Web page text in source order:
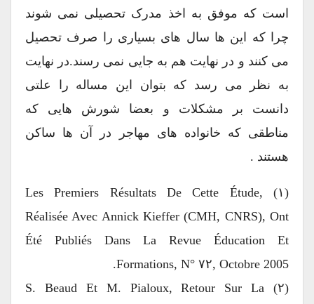
است که موفق به اخذ مدرک تحصیلی نمی شوند
چرا که این ها سال های بسیاری را صرف تحصیل
می کنند و در نهایت هم به جایی نمی رسند.در نهایت
به نظر می رسد که بتوان این مساله را علتی
دانست بر مشکلات و بعضا شورش هایی که
مناطقی که خانواده های مهاجر در آن ها ساکن
هستند .
(۱) Les Premiers Résultats De Cette Étude,
Réalisée Avec Annick Kieffer (CMH, CNRS), Ont
Été Publiés Dans La Revue Éducation Et
Formations, N° ۷۲, Octobre 2005.
(۲) S. Beaud Et M. Pialoux, Retour Sur La